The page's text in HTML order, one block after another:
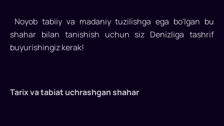
Turkiyaning
uch
geografik
Egey,
Noyob tabiiy va madaniy tuzilishga ega bo'lgan bu
shahar bilan tanishish uchun siz Denizliga tashrif
buyurishingiz kerak!
Tarix va tabiat uchrashgan shahar